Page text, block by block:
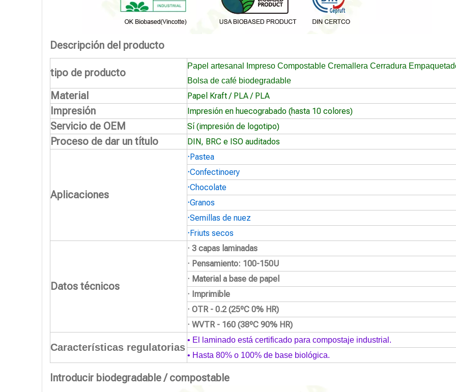
Descripción del producto
tipo de producto
Papel artesanal Impreso Compostable Cremallera Cerradura
Bolsa de café biodegradable
Material Papel Kraft / PLA / PLA
Impresión Impresión en huecograbado (hasta 10 colores)
Servicio de OEM Sí (impresión de logotipo)
Proceso de dar un título DIN, BRC e ISO auditados
Aplicaciones
·Pastea
·Confectinoery
·Chocolate
·Granos
·Semillas de nuez
·Friuts secos
Datos técnicos
· 3 capas laminadas
· Pensamiento: 100-150U
· Material a base de papel
· Imprimible
· OTR - 0.2 (25ºC 0% HR)
· WVTR - 160 (38ºC 90% HR)
Características regulatorias
• El laminado está certificado para compostaje industrial.
• Hasta 80% o 100% de base biológica.
Introducir biodegradable / compostable